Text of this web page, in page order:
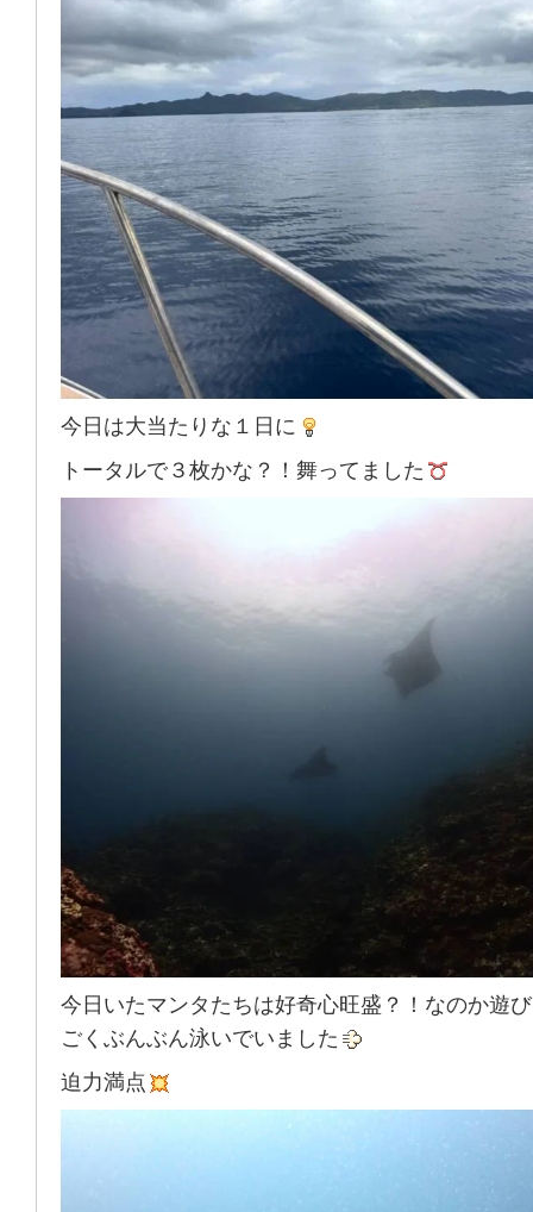
今日は大当たりな１日に
トータルで３枚かな？！舞ってました
今日いたマンタたちは好奇心旺盛？！なのか遊
ごくぶんぶん泳いでいました
迫力満点